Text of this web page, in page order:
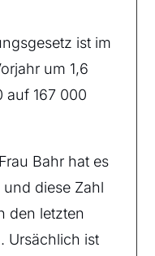
ist im
um 1,6
auf 167 000
Bahr hat es
diese Zahl
den letzten
Ursächlich ist